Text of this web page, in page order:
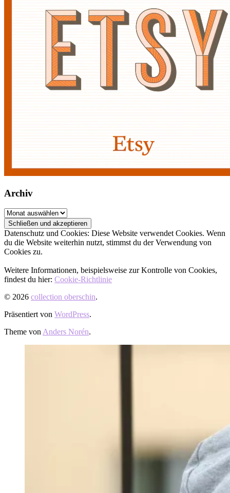
Archiv
Archiv
Datenschutz und Cookies: Diese Website verwendet Cookies. Wenn
du die Website weiterhin nutzt, stimmst du der Verwendung von
Cookies zu.
Weitere Informationen, beispielsweise zur Kontrolle von Cookies,
findest du hier: Cookie-Richtlinie
© 2026 collection oberschin.
Präsentiert von WordPress.
Theme vonAnders Norén.